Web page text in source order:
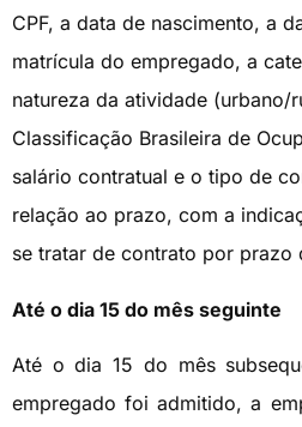
CPF, a data de nascimento, a
matrícula do empregado, a
natureza da atividade (urbano/
Classificação Brasileira de
salário contratual e o tipo de
relação ao prazo, com a
se tratar de contrato por prazo
Até o dia 15 do mês seguinte
Até o dia 15 do mês
empregado foi admitido, a